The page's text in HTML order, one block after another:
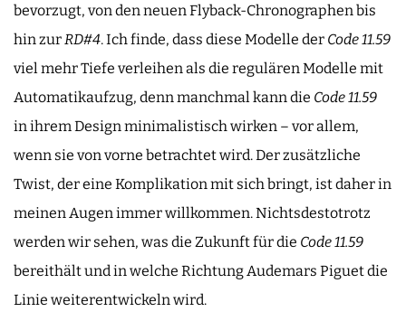
bevorzugt, von den neuen Flyback-Chronographen bis
hin zurRD#4. Ich finde, dass diese Modelle der Code 11.59
viel mehr Tiefe verleihen als die regulären Modelle mit
Automatikaufzug, denn manchmal kann die Code 11.59
in ihrem Design minimalistisch wirken – vor allem,
wenn sie von vorne betrachtet wird. Der zusätzliche
Twist, der eine Komplikation mit sich bringt, ist daher in
meinen Augen immer willkommen. Nichtsdestotrotz
werden wir sehen, was die Zukunft für die Code 11.59
bereithält und in welche Richtung Audemars Piguet die
Linie weiterentwickeln wird.